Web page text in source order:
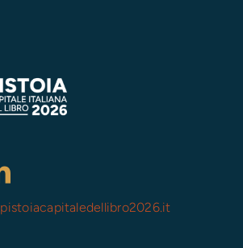
pistoiacapitaledellibro2026.it